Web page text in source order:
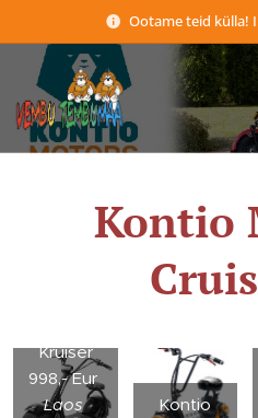
Ootame teid külla!
Kontio
Kruiser
998,- Eur
Laos
Kontio